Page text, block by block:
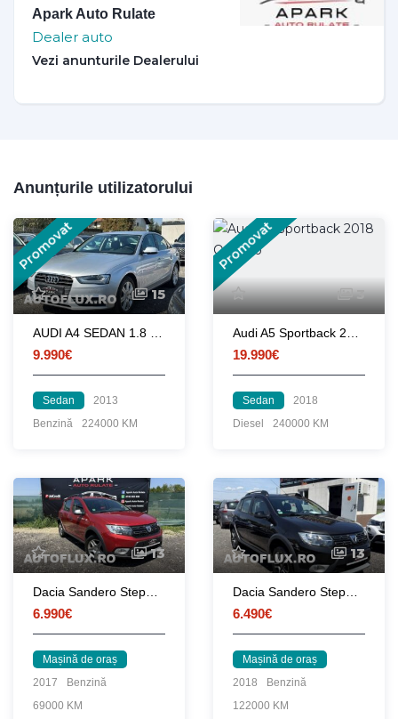
Apark Auto Rulate
Dealer auto
Anunțurile utilizatorului
Promovat
15
9.990€
Sedan
2013
Benzină
224000 KM
Promovat
3
19.990€
Sedan
2018
Diesel
240000 KM
13
6.990€
Mașină de oraș
2017
Benzină
69000 KM
13
6.490€
Mașină de oraș
2018
Benzină
122000 KM